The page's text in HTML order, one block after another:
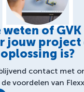
weten of
jouw project
oplossing is?
contact met
voordelen van